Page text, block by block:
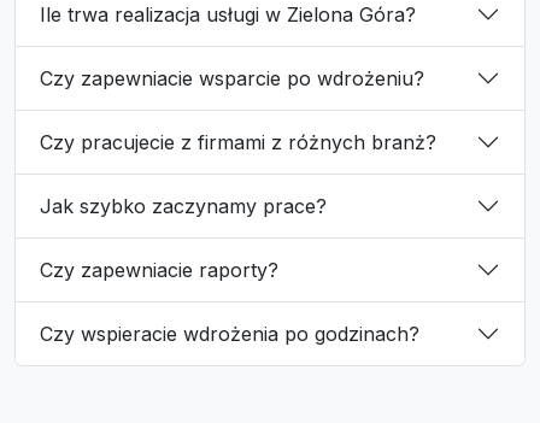
Ile trwa realizacja usługi w Zielona Góra?
Czy zapewniacie wsparcie po wdrożeniu?
Czy pracujecie z firmami z różnych branż?
Jak szybko zaczynamy prace?
Czy zapewniacie raporty?
Czy wspieracie wdrożenia po godzinach?